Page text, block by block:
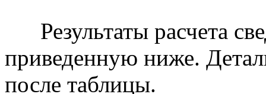
Результаты расчета
приведенную ниже.
после таблицы.